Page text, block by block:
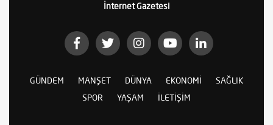
İnternet Gazetesi
GÜNDEM MANŞET DÜNYA EKONOMI
SAĞLIK
SPOR
YAŞAM İLETIŞIM